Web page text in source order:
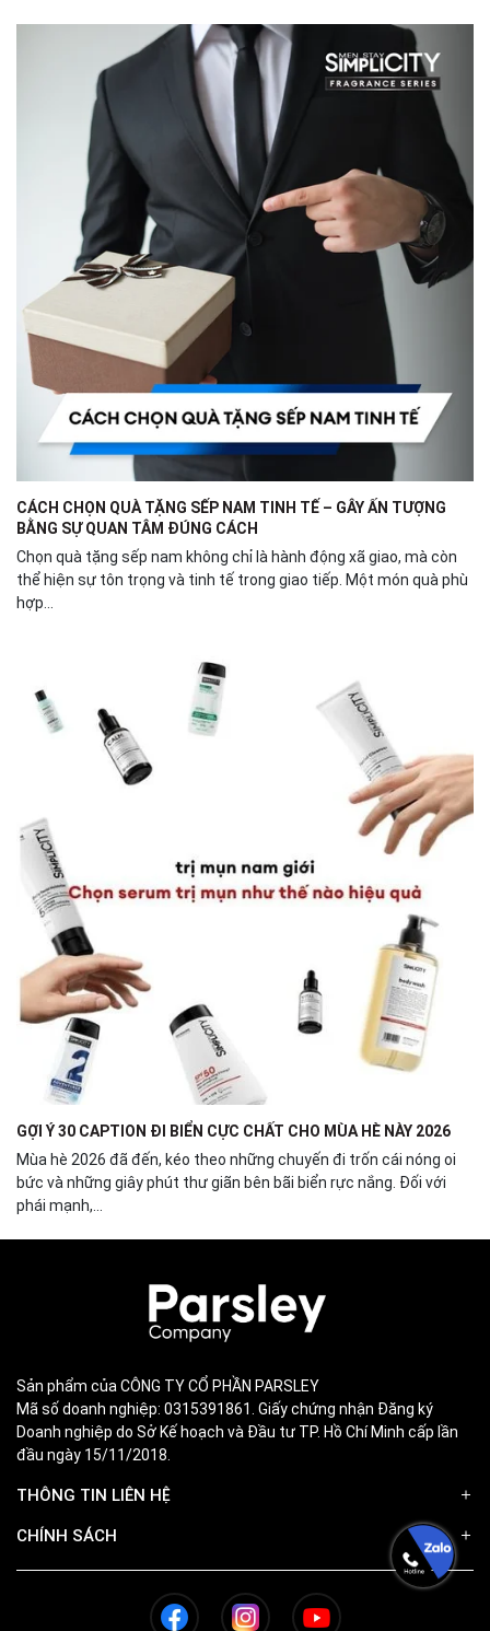
CÁCH CHỌN QUÀ TẶNG SẾP NAM TINH TẾ – GÂY ẤN TƯỢNG
BẰNG SỰ QUAN TÂM ĐÚNG CÁCH
Chọn quà tặng sếp nam không chỉ là hành động xã giao, mà còn
thể hiện sự tôn trọng và tinh tế trong giao tiếp. Một món quà phù
hợp...
GỢI Ý 30 CAPTION ĐI BIỂN CỰC CHẤT CHO MÙA HÈ NÀY 2026
Mùa hè 2026 đã đến, kéo theo những chuyến đi trốn cái nóng oi
bức và những giây phút thư giãn bên bãi biển rực nắng. Đối với
phái mạnh,...
Sản phẩm của CÔNG TY CỔ PHẦN PARSLEY
Mã số doanh nghiệp: 0315391861. Giấy chứng nhận Đăng ký
Doanh nghiệp do Sở Kế hoạch và Đầu tư TP. Hồ Chí Minh cấp lần
đầu ngày 15/11/2018.
THÔNG TIN LIÊN HỆ
CHÍNH SÁCH